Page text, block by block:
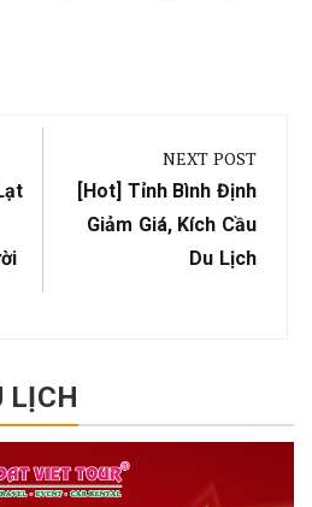
NEXT POST
Next
Post:
[Hot] Tỉnh Bình Định
Giảm Giá, Kích Cầu
Du Lịch
LỊCH